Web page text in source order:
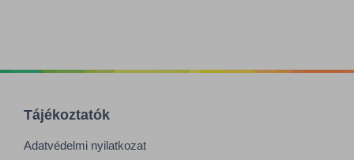
Tájékoztatók
Adatvédelmi nyilatkozat